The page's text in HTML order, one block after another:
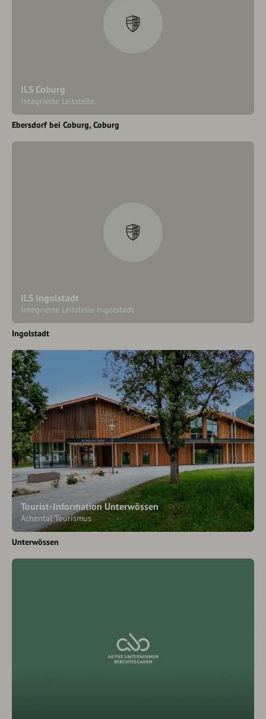
ILS Coburg
Integrierte Leitstelle
Ebersdorf bei Coburg Coburg
ILS Ingolstadt
Integrierte Leitstelle Ingolstadt
Ingolstadt
Tourist-Information Unterwössen
Achental Tourismus
Unterwössen